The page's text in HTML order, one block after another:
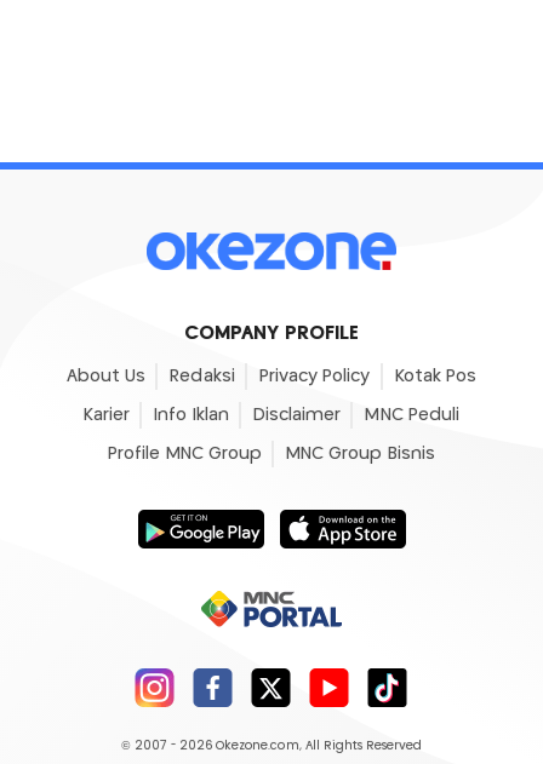
COMPANY PROFILE
About Us Redaksi Privacy Policy Kotak Pos
Karier Info Iklan Disclaimer MNC Peduli
Profile MNC Group MNC Group Bisnis
© 2007 - 2026 Okezone.com, All Rights Reserved